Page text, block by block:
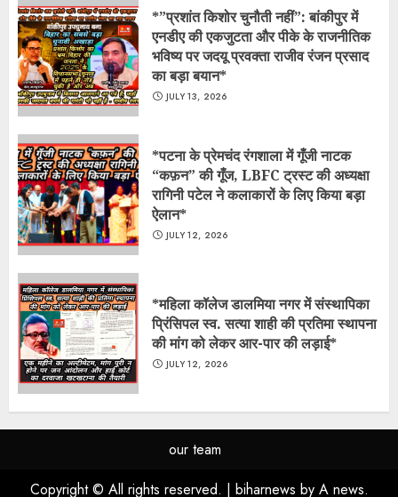
*​”प्रशांत किशोर चुनौती नहीं”: बांकीपुर में
एनडीए की एकजुटता और पीके के राजनीतिक
भविष्य पर जदयू प्रवक्ता राजीव रंजन प्रसाद
का बड़ा बयान*
JULY 13, 2026
*​पटना के प्रेमचंद रंगशाला में गूँजी नाटक
“कफ़न” की गूँज, LBFC ट्रस्ट की अध्यक्षा
रागिनी पटेल ने कलाकारों के लिए किया बड़ा
ऐलान*
JULY 12, 2026
*महिला कॉलेज डालमिया नगर में संस्थापिका
प्रिंसिपल स्व. सत्या शाही की प्रतिमा स्थापना
की मांग को लेकर आर-पार की लड़ाई*
JULY 12, 2026
our team
Copyright © All rights reserved. | biharnews by A news.